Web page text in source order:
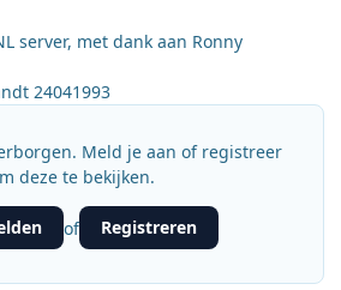
server, met dank aan Ronny
24041993
Meld je aan of registreer
deze te bekijken.
of Registreren